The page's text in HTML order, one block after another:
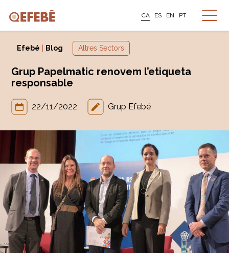
CA ES EN PT
Efebé Blog Altres Sectors
Grup Papelmatic renovem l’etiqueta
responsable
22/11/2022 Grup Efebé